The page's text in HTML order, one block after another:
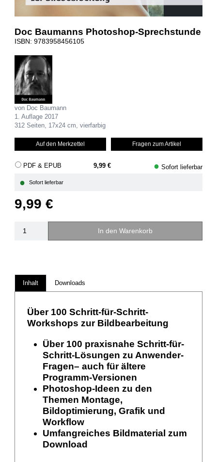
Doc Baumanns Photoshop-Sprechstunde
ISBN: 9783958456105
von Doc Baumann
1. Auflage 2017
312 Seiten, 17x24 cm, vierfarbig
Auf den Merkzettel Fragen zum Artikel
PDF & EPUB 9,99 € ● Sofort lieferbar
● Sofort lieferbar
9,99 €
In den Warenkorb
Inhalt Downloads
Über 100 Schritt-für-Schritt-
Workshops zur Bildbearbeitung
Über 100 praxisnahe Schritt-für-
Schritt-Lösungen zu Anwender-
Fragen– auch für ältere
Programm-Versionen
Photoshop-Ideen zu den
Themen Montage,
Bildoptimierung, Grafik und
Workflow
Umfangreiches Bildmaterial zum
Download